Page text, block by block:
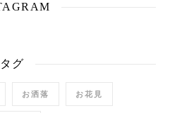
タグ
お洒落 お花見